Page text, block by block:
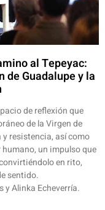
al Tepeyac:
de Guadalupe y la
de reflexión que
de la Virgen de
resistencia, así como
un impulso que
en rito,
sentido.
Alinka Echeverría.